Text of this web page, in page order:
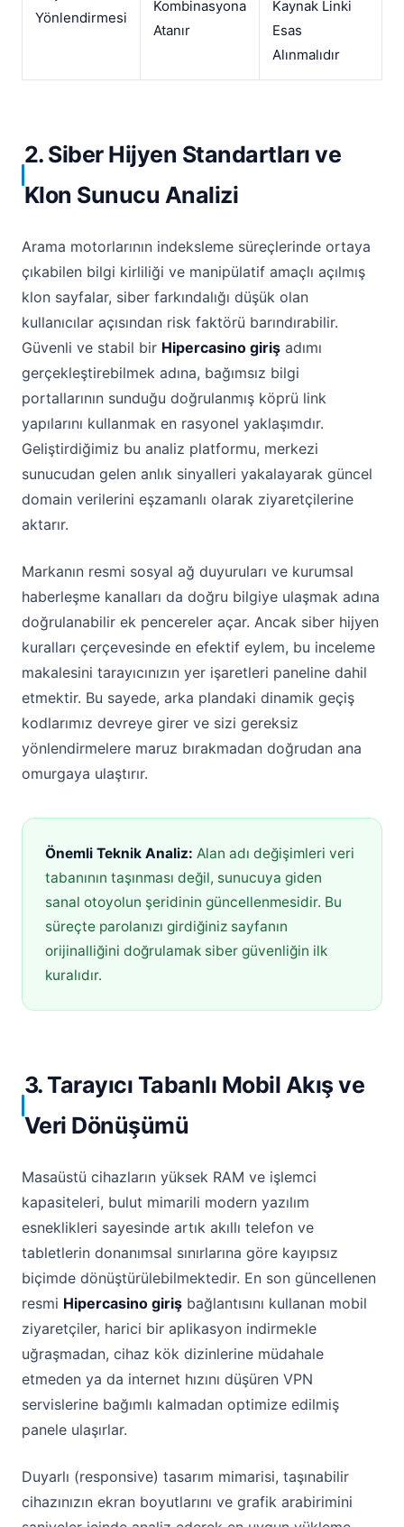
Yönlendirmesi
Kombinasyona
Atanır
Kaynak Linki
Esas
Alınmalıdır
2. Siber Hijyen Standartları ve
Klon Sunucu Analizi
Arama motorlarının indeksleme süreçlerinde ortaya
çıkabilen bilgi kirliliği ve manipülatif amaçlı açılmış
klon sayfalar, siber farkındalığı düşük olan
kullanıcılar açısından risk faktörü barındırabilir.
Güvenli ve stabil bir Hipercasino giriş adımı
gerçekleştirebilmek adına, bağımsız bilgi
portallarının sunduğu doğrulanmış köprü link
yapılarını kullanmak en rasyonel yaklaşımdır.
Geliştirdiğimiz bu analiz platformu, merkezi
sunucudan gelen anlık sinyalleri yakalayarak güncel
domain verilerini eşzamanlı olarak ziyaretçilerine
aktarır.
Markanın resmi sosyal ağ duyuruları ve kurumsal
haberleşme kanalları da doğru bilgiye ulaşmak adına
doğrulanabilir ek pencereler açar. Ancak siber hijyen
kuralları çerçevesinde en efektif eylem, bu inceleme
makalesini tarayıcınızın yer işaretleri paneline dahil
etmektir. Bu sayede, arka plandaki dinamik geçiş
kodlarımız devreye girer ve sizi gereksiz
yönlendirmelere maruz bırakmadan doğrudan ana
omurgaya ulaştırır.
Önemli Teknik Analiz: Alan adı değişimleri veri
tabanının taşınması değil, sunucuya giden
sanal otoyolun şeridinin güncellenmesidir. Bu
süreçte parolanızı girdiğiniz sayfanın
orijinalliğini doğrulamak siber güvenliğin ilk
kuralıdır.
3. Tarayıcı Tabanlı Mobil Akış ve
Veri Dönüşümü
Masaüstü cihazların yüksek RAM ve işlemci
kapasiteleri, bulut mimarili modern yazılım
esneklikleri sayesinde artık akıllı telefon ve
tabletlerin donanımsal sınırlarına göre kayıpsız
biçimde dönüştürülebilmektedir. En son güncellenen
resmi Hipercasino giriş bağlantısını kullanan mobil
ziyaretçiler, harici bir aplikasyon indirmekle
uğraşmadan, cihaz kök dizinlerine müdahale
etmeden ya da internet hızını düşüren VPN
servislerine bağımlı kalmadan optimize edilmiş
panele ulaşırlar.
Duyarlı (responsive) tasarım mimarisi, taşınabilir
cihazınızın ekran boyutlarını ve grafik arabirimini